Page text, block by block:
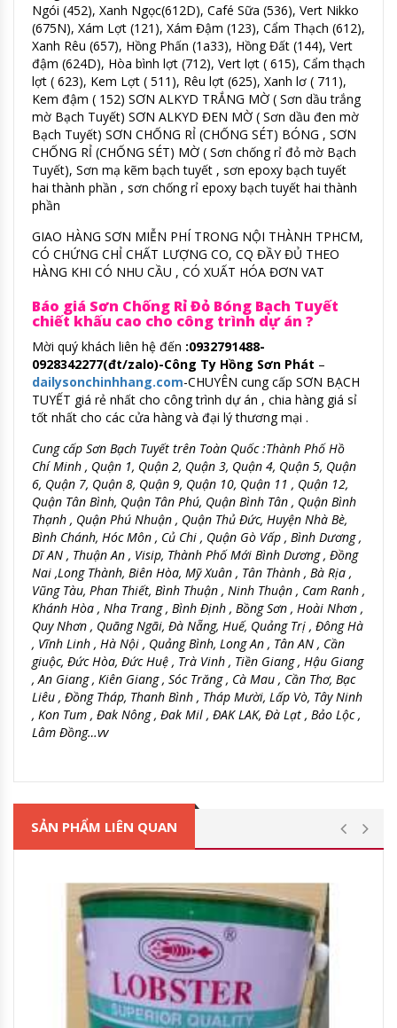
Ngói (452), Xanh Ngọc(612D), Café Sữa (536), Vert Nikko
(675N), Xám Lợt (121), Xám Đậm (123), Cẩm Thạch (612),
Xanh Rêu (657), Hồng Phấn (1a33), Hồng Đất (144), Vert
đậm (624D), Hòa bình lợt (712), Vert lợt ( 615), Cẩm thạch
lợt ( 623), Kem Lợt ( 511), Rêu lợt (625), Xanh lơ ( 711),
Kem đậm ( 152) SƠN ALKYD TRẮNG MỜ ( Sơn dầu trắng
mờ Bạch Tuyết) SƠN ALKYD ĐEN MỜ ( Sơn dầu đen mờ
Bạch Tuyết) SƠN CHỐNG RỈ (CHỐNG SÉT) BÓNG , SƠN
CHỐNG RỈ (CHỐNG SÉT) MỜ ( Sơn chống rỉ đỏ mờ Bạch
Tuyết), Sơn mạ kẽm bạch tuyết , sơn epoxy bạch tuyết
hai thành phần , sơn chống rỉ epoxy bạch tuyết hai thành
phần
GIAO HÀNG SƠN MIỄN PHÍ TRONG NỘI THÀNH TPHCM,
CÓ CHỨNG CHỈ CHẤT LƯỢNG CO, CQ ĐẦY ĐỦ THEO
HÀNG KHI CÓ NHU CẦU , CÓ XUẤT HÓA ĐƠN VAT
Báo giá Sơn Chống Rỉ Đỏ Bóng Bạch Tuyết
chiết khấu cao cho công trình dự án ?
Mời quý khách liên hệ đến :0932791488-
0928342277(đt/zalo)-Công Ty Hồng Sơn Phát –
dailysonchinhhang.com-CHUYÊN cung cấp SƠN BẠCH
TUYẾT giá rẻ nhất cho công trình dự án , chia hàng giá sỉ
tốt nhất cho các cửa hàng và đại lý thương mại .
Cung cấp Sơn Bạch Tuyết trên Toàn Quốc :Thành Phố Hồ
Chí Minh , Quận 1, Quận 2, Quận 3, Quận 4, Quận 5, Quận
6, Quận 7, Quận 8, Quận 9, Quận 10, Quận 11 , Quận 12,
Quận Tân Bình, Quận Tân Phú, Quận Bình Tân , Quận Bình
Thạnh , Quận Phú Nhuận , Quận Thủ Đức, Huyện Nhà Bè,
Bình Chánh, Hóc Môn , Củ Chi , Quận Gò Vấp , Bình Dương ,
Dĩ AN , Thuận An , Visip, Thành Phố Mới Bình Dương , Đồng
Nai ,Long Thành, Biên Hòa, Mỹ Xuân , Tân Thành , Bà Rịa ,
Vũng Tàu, Phan Thiết, Bình Thuận , Ninh Thuận , Cam Ranh ,
Khánh Hòa , Nha Trang , Bình Định , Bồng Sơn , Hoài Nhơn ,
Quy Nhơn , Quãng Ngãi, Đà Nẵng, Huế, Quảng Trị , Đông Hà
, Vĩnh Linh , Hà Nội , Quảng Bình, Long An , Tân AN , Cần
giuộc, Đức Hòa, Đức Huệ , Trà Vinh , Tiền Giang , Hậu Giang
, An Giang , Kiên Giang , Sóc Trăng , Cà Mau , Cần Thơ, Bạc
Liêu , Đồng Tháp, Thanh Bình , Tháp Mười, Lấp Vò, Tây Ninh
, Kon Tum , Đak Nông , Đak Mil , ĐAK LAK, Đà Lạt , Bảo Lộc ,
Lâm Đồng…vv
SẢN PHẨM LIÊN QUAN